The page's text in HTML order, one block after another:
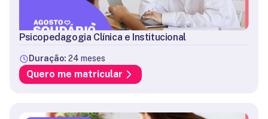
Psicopedagogia Clínica e Institucional
Duração: 24 meses
Quero me matricular